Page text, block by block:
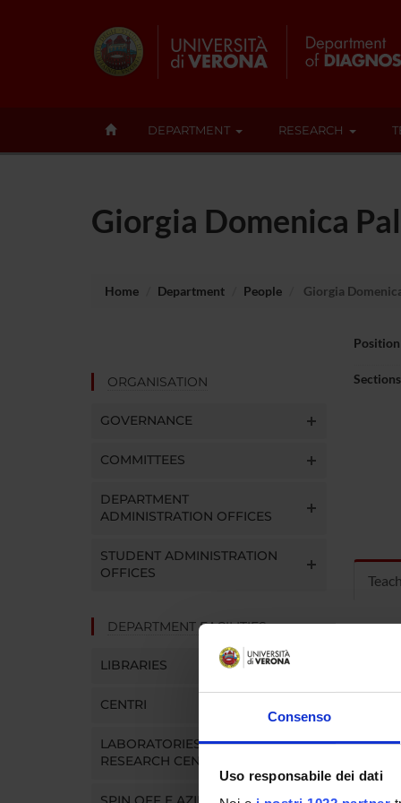
Consenso
Uso responsabile dei dati
DEPARTMENT RESEARCH
Giorgia Domenica
Home Department People Giorgia
ORGANISATION
GOVERNANCE
COMMITTEES
DEPARTMENT
ADMINISTRATION OFFICES
STUDENT ADMINISTRATION
OFFICES
DEPARTMENT FACILITIES
LIBRARIES
CENTRI
LABORATORIES AND
RESEARCH CENTRES
Position
Sections
Click